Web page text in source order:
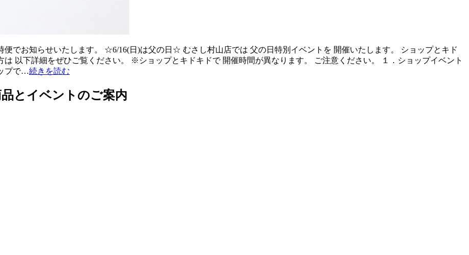
でお知らせいたします。 ☆6/16(日)は父の日☆ むさし村山店では 父の日特別イベントを 開催いたします。 ショップとキド
以下詳細をぜひご覧ください。 ※ショップとキドキドで 開催時間が異なります。 ご注意ください。 １．ショップイベント
プで…続きを読む
とイベントのご案内